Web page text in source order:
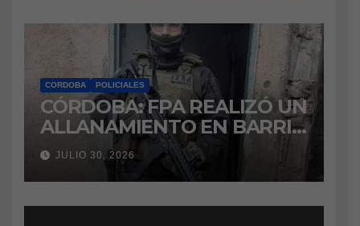
CORDOBA POLICIALES
CÓRDOBA: FPA REALIZÓ UN
ALLANAMIENTO EN BARRIO
VILLA BOEDO
RELACIONADO CON UNA
CAUSA DE DROGAS EN LA
CÁRCEL DE BOUWER
JULIO 30, 2026